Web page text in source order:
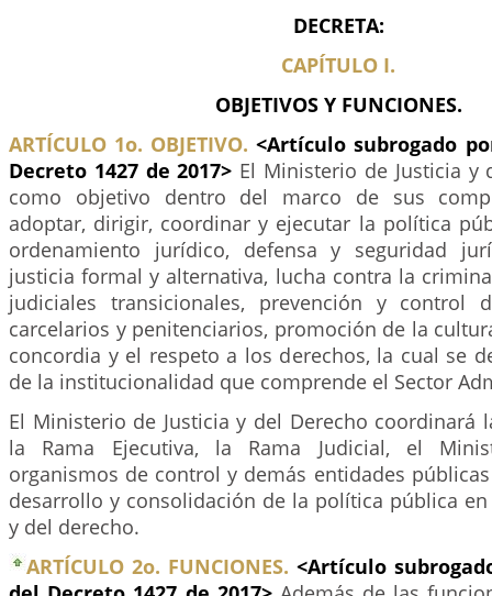
DECRETA:
CAPÍTULO I.
OBJETIVOS Y FUNCIONES.
ARTÍCULO 1o. OBJETIVO. <Artículo subrogado
Decreto 1427 de 2017> El Ministerio de Justicia y
como objetivo dentro del marco de sus
adoptar, dirigir, coordinar y ejecutar la política
ordenamiento jurídico, defensa y seguridad
justicia formal y alternativa, lucha contra la
judiciales transicionales, prevención y control
carcelarios y penitenciarios, promoción de la
concordia y el respeto a los derechos, la cual se
de la institucionalidad que comprende el Sector
El Ministerio de Justicia y del Derecho coordinará
la Rama Ejecutiva, la Rama Judicial, el
organismos de control y demás entidades
desarrollo y consolidación de la política pública
y del derecho.
ARTÍCULO 2o. FUNCIONES. <Artículo